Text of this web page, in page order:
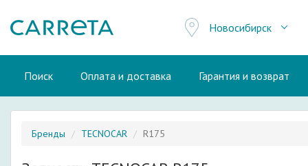
Новосибирск
Поиск Оплата и доставка Гарантия и возврат
Бренды TECNOCAR R175